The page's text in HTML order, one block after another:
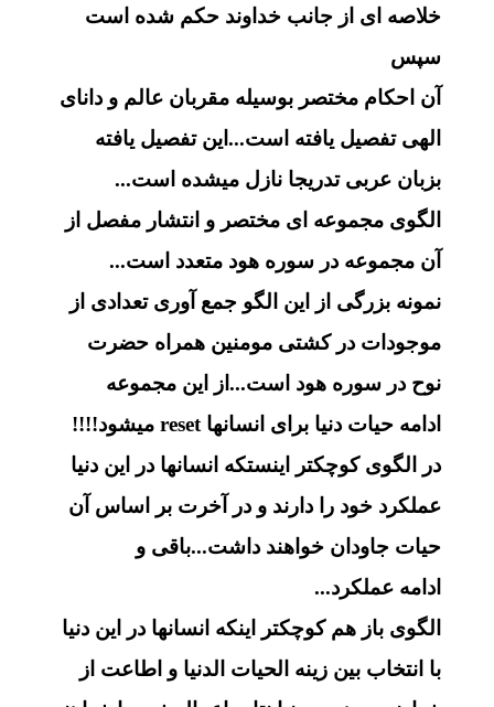
خلاصه ای از جانب خداوند حکم شده است
سپس
آن احکام مختصر بوسیله مقربان عالم و دانای
الهی تفصیل یافته است...این تفصیل یافته
بزبان عربی تدریجا نازل میشده است...
الگوی مجموعه ای مختصر و انتشار مفصل از
آن مجموعه در سوره هود متعدد است...
نمونه بزرگی از این الگو جمع آوری تعدادی از
موجودات در کشتی مومنین همراه حضرت
نوح در سوره هود است...از این مجموعه
ادامه حیات دنیا برای انسانها reset میشود!!!!
در الگوی کوچکتر اینستکه انسانها در این دنیا
عملکرد خود را دارند و در آخرت بر اساس آن
حیات جاودان خواهند داشت...باقی و
ادامه عملکرد...
الگوی باز هم کوچکتر اینکه انسانها در این دنیا
با انتخاب بین زینه الحیات الدنیا و اطاعت از